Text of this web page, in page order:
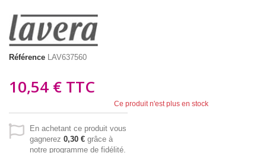
Référence LAV637560
10,54 € TTC
Ce produit n'est plus en stock
En achetant ce produit vous
gagnerez 0,30 € grâce à
notre programme de fidélité.